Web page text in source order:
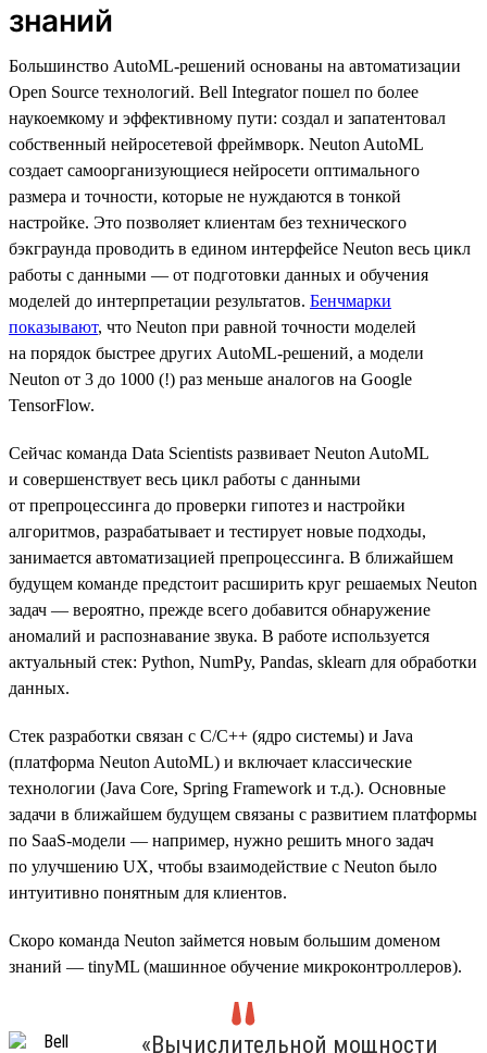
знаний
Большинство AutoML-решений основаны на автоматизации
Open Source технологий. Bell Integrator пошел по более
наукоемкому и эффективному пути: создал и запатентовал
собственный нейросетевой фреймворк. Neuton AutoML
создает самоорганизующиеся нейросети оптимального
размера и точности, которые не нуждаются в тонкой
настройке. Это позволяет клиентам без технического
бэкграунда проводить в едином интерфейсе Neuton весь цикл
работы с данными — от подготовки данных и обучения
моделей до интерпретации результатов. Бенчмарки
показывают, что Neuton при равной точности моделей
на порядок быстрее других AutoML-решений, а модели
Neuton от 3 до 1000 (!) раз меньше аналогов на Google
TensorFlow.
Сейчас команда Data Scientists развивает Neuton AutoML
и совершенствует весь цикл работы с данными
от препроцессинга до проверки гипотез и настройки
алгоритмов, разрабатывает и тестирует новые подходы,
занимается автоматизацией препроцессинга. В ближайшем
будущем команде предстоит расширить круг решаемых Neuton
задач — вероятно, прежде всего добавится обнаружение
аномалий и распознавание звука. В работе используется
актуальный стек: Python, NumPy, Pandas, sklearn для обработки
данных.
Стек разработки связан с C/C++ (ядро системы) и Java
(платформа Neuton AutoML) и включает классические
технологии (Java Core, Spring Framework и т.д.). Основные
задачи в ближайшем будущем связаны с развитием платформы
по SaaS-модели — например, нужно решить много задач
по улучшению UX, чтобы взаимодействие с Neuton было
интуитивно понятным для клиентов.
Скоро команда Neuton займется новым большим доменом
знаний — tinyML (машинное обучение микроконтроллеров).
«Вычислительной мощности